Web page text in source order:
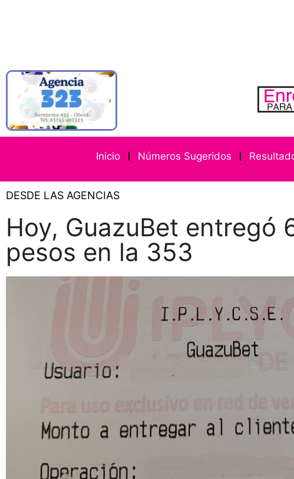
Inicio Números Sugeridos
DESDE LAS AGENCIAS
Hoy, GuazuBet entregó
pesos en la 353